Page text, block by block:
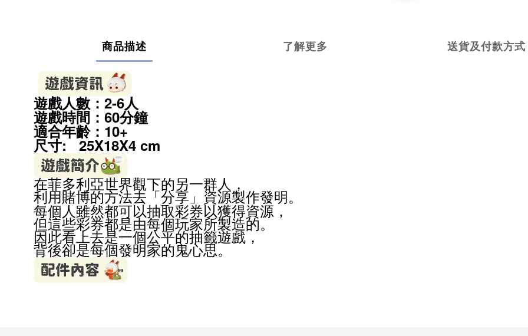
商品描述 了解更多 送貨及付款方式
遊戲人數：2-6人
遊戲時間：60分鐘
適合年齡：10+
尺寸: 25X18X4 cm
在菲多利亞世界觀下的另一群人，
利用賭博的方法去「分享」資源製作發明。
每個人雖然都可以抽取彩券以獲得資源 ，
但這些彩券都是由每個玩家所製造的。
因此看上去是一個公平的抽籤遊戲，
背後卻是每個發明家的鬼心思。